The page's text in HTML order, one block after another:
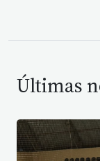
Últimas